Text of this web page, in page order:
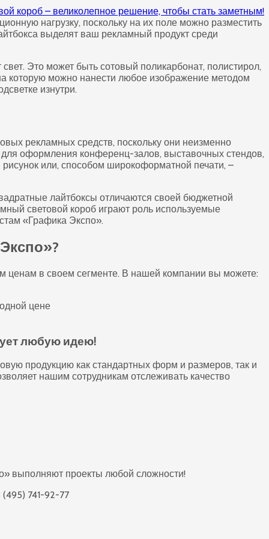
нагрузку, поскольку на их поле можно разместить
выделят ваш рекламный продукт среди
Это может быть сотовый поликарбонат, полистирол,
которую можно нанести любое изображение методом
изнутри.
рекламных средств, поскольку они неизменно
оформления конференц-залов, выставочных стендов,
или, способом широкоформатной печати, –
лайтбоксы отличаются своей бюджетной
световой короб играют роль используемые
«Графика Экспо».
ценам в своем сегменте. В нашей компании вы можете:
цене
любую идею!
продукцию как стандартных форм и размеров, так и
нашим сотрудникам отслеживать качество
выполняют проекты любой сложности!
741-92-77